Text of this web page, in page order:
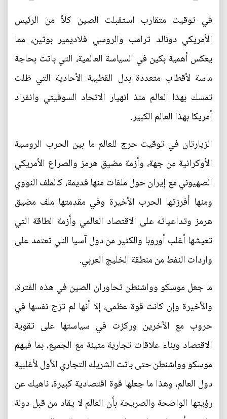
في توقيت متقارب استقبلت الصين كلاً من الرئيس
الأمريكي دونالد ترامب والروسي فلاديمير بوتين، مما
يعكس أهمية بكين في السياسة العالمية، التي باتت بحاجة
ماسة لأقطاب متعددة بدل القطبية الأحادية التي ظلت
تمسك بهذا العالم منذ انهيار الاتحاد السوفيتي وانفراد
أمريكا بهذا العالم الكبير.
الزيارتان في توقيت حرج للعالم ما بين الحرب الروسية
الأوكرانية من جهة، وأزمة مضيق هرمز والصراع الأمريكي
الصهيوني مع إيران حول ملفات منها قديمة، كالملف النووي
ومنها أفرزتها الحرب الأخيرة وفي مقدمتها ملف مضيق
هرمز وتداعياته على الاقتصاد العالمي وأزمة الطاقة التي
تعيشها أغلب أوروبا والكثير من دول آسيا التي تعتمد على
واردات النفط من منطقة الخليج العربي.
ما جعل موسكو وواشنطن تحاوران الصين في هذه الفترة،
والأخيرة وإن كانت قوة عظمى، إلا أنها لم تزج نفسها في
حروب مع الآخرين وركزت في سياستها على تقوية
الاقتصاد وبناء علاقات تجارية متينة مع الجميع، بما فيهم
موسكو وواشنطن حتى باتت الشريك التجاري الأول لأغلبية
دول العالم، وهذا ما جعلها قوة اقتصادية كبيرة، ناهيك عن
رؤيتها الواضحة والصريحة بأن العالم لا يقاد من قبل دولة